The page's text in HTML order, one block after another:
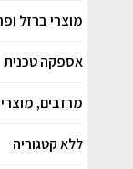
מוצרי ברזל
אספקה טכנית
מרזבים,
ללא קטגוריה